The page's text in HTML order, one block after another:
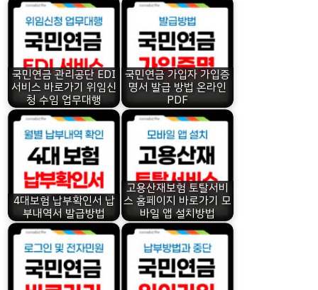
국민연금 관리공단 EDI
서비스 바로가기 위임신
청 수임 업무대행
국민연금 가입자 가입증
명서 발급 방법 온라인
PDF
4대보험 납부확인서 납
부내역서 발급방법
고용산재보험 토탈서비
스 홈페이지 바로가기 모
바일 앱 설치방법